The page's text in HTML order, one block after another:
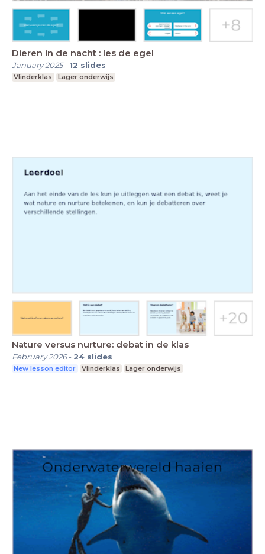
Dieren in de nacht : les de egel
January 2025- 12 slides
Vlinderklas Lager onderwijs
Nature versus nurture: debat in de klas
February 2026- 24 slides
New lesson editor Vlinderklas Lager onderwijs